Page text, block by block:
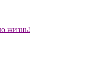
жизнь!